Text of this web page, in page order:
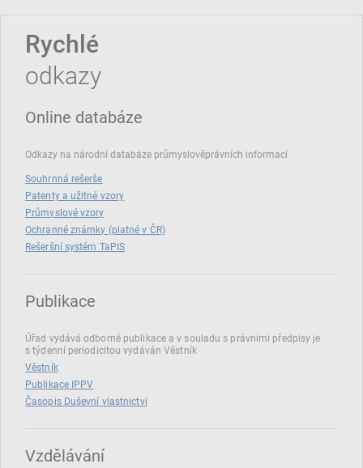
Rychlé
odkazy
Online databáze
Odkazy na národní databáze průmyslověprávních informací
Souhrnná rešerše
Patenty a užitné vzory
Průmyslové vzory
Ochranné známky (platné v ČR)
Rešeršní systém TaPIS
Publikace
Úřad vydává odborné publikace a v souladu s právními předpisy je
s týdenní periodicitou vydáván Věstník
Věstník
Publikace IPPV
Časopis Duševní vlastnictví
Vzdělávání